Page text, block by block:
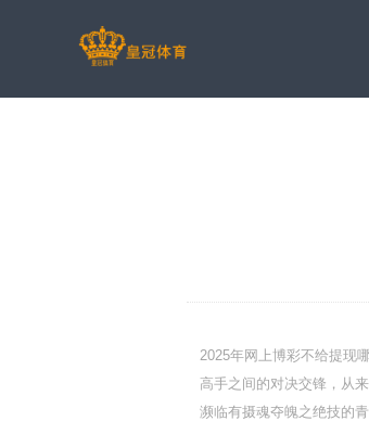
2025年网上博彩不给提现
高手之间的对决交锋，从
濒临有摄魂夺魄之绝技的